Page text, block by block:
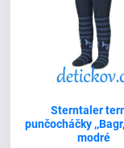
Sterntaler
punčocháčky
modré